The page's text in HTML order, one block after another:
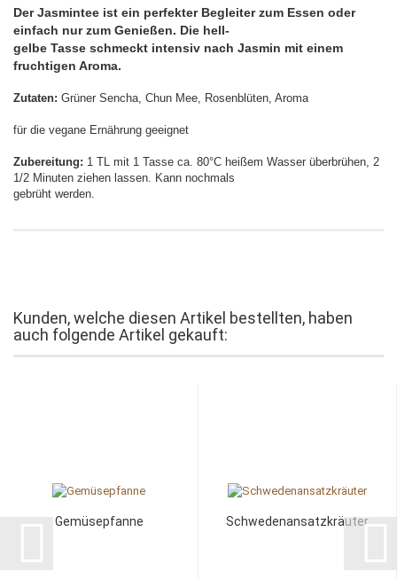
Der Jasmintee ist ein perfekter Begleiter zum Essen oder
einfach nur zum Genießen. Die hell-
gelbe Tasse schmeckt intensiv nach Jasmin mit einem
fruchtigen Aroma.
Zutaten: Grüner Sencha, Chun Mee, Rosenblüten, Aroma
für die vegane Ernährung geeignet
Zubereitung: 1 TL mit 1 Tasse ca. 80°C heißem Wasser überbrühen, 2
1/2 Minuten ziehen lassen. Kann nochmals
gebrüht werden.
Kunden, welche diesen Artikel bestellten, haben
auch folgende Artikel gekauft:
Gemüsepfanne Schwedenansatzkräuter